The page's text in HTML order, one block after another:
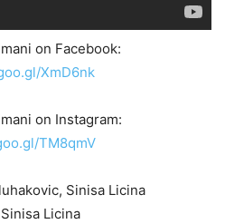
on Facebook:
XmD6nk
on Instagram:
TM8qmV
Sinisa Licina
Licina